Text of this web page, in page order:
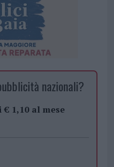
nazionali?
€ 1,10 al mese